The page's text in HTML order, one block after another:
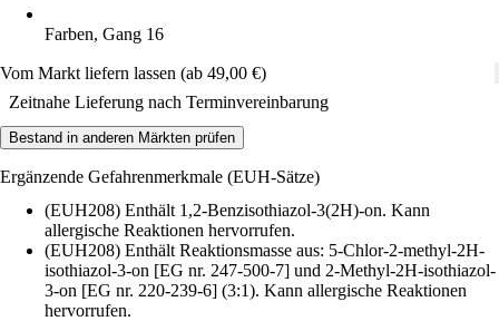
Farben, Gang 16
Vom Markt liefern lassen (ab 49,00 €)
Zeitnahe Lieferung nach Terminvereinbarung
Bestand in anderen Märkten prüfen
Ergänzende Gefahrenmerkmale (EUH-Sätze)
(EUH208) Enthält 1,2-Benzisothiazol-3(2H)-on. Kann
allergische Reaktionen hervorrufen.
(EUH208) Enthält Reaktionsmasse aus: 5-Chlor-2-methyl-2H-
isothiazol-3-on [EG nr. 247-500-7] und 2-Methyl-2H-isothiazol-
3-on [EG nr. 220-239-6] (3:1). Kann allergische Reaktionen
hervorrufen.